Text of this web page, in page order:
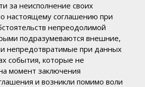
за неисполнение своих
настоящему соглашению при
непреодолимой
подразумеваются внешние,
непредотвратимые при данных
события, которые не
момент заключения
и возникли помимо воли